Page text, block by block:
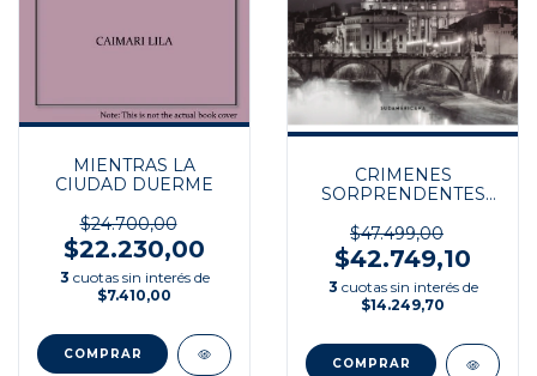
MIENTRAS LA
CIUDAD DUERME
$24.700,00
$22.230,00
3 cuotas sin interés de
$7.410,00
CRIMENES
SORPRENDENTES
$47.499,00
$42.749,10
3 cuotas sin interés de
$14.249,70